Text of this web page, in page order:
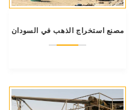
مصنع استخراج الذهب في السودان